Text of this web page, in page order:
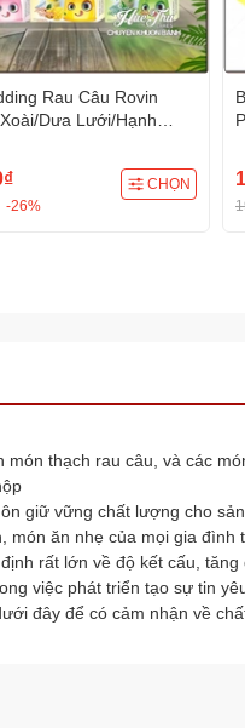
Rau Câu Rovin
Dưa Lưới/Hạnh
-26%
CHỌN
thạch rau câu, và các
giữ vững chất lượng cho
ăn nhẹ của mọi gia
rất lớn về độ kết cấu,
việc phát triển tạo sự tin
đây để có cảm nhận về